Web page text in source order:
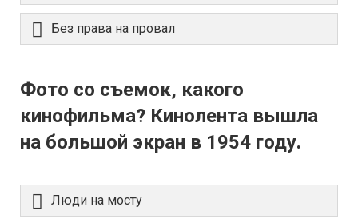
Без права на провал
Фото со съемок, какого
кинофильма? Кинолента вышла
на большой экран в 1954 году.
Люди на мосту